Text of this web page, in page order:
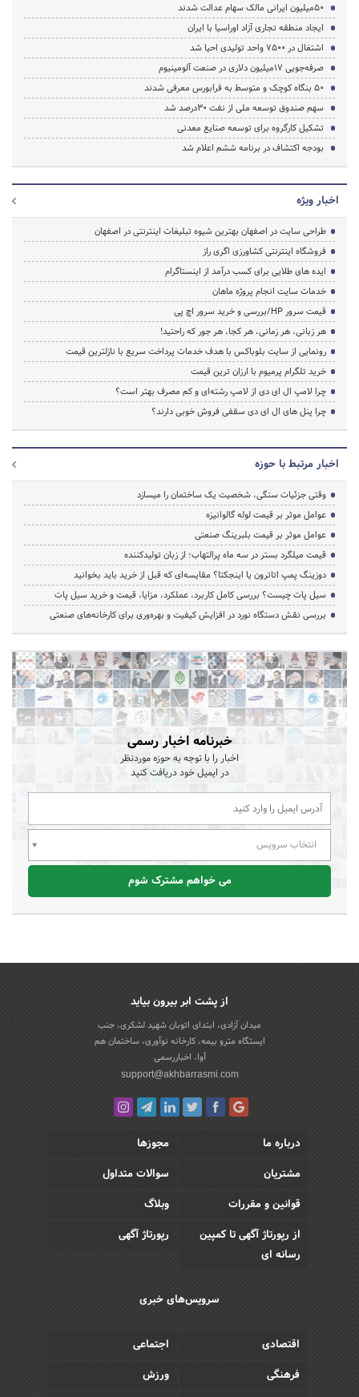
50میلیون ایرانی مالک سهام عدالت شدند
ایجاد منطقه تجاری آزاد اوراسیا با ایران
اشتغال در ۷۵۰۰ واحد تولیدی احیا شد
صرفه‌جویی ۱۷میلیون دلاری در صنعت آلومینیوم
50 بنگاه کوچک و متوسط به فرابورس معرفی شدند
سهم صندوق‌ توسعه ملی از نفت ۳۰درصد شد
تشکیل کارگروه برای توسعه صنایع معدنی
بودجه اکتشاف در برنامه ششم اعلام شد
اخبار ویژه
طراحی سایت در اصفهان بهترین شیوه تبلیغات اینترنتی در اصفهان
فروشگاه اینترنتی کشاورزی اگری راز
ایده های طلایی برای کسب درآمد از اینستاگرام
خدمات سایت انجام پروژه ماهان
قیمت سرور HP/بررسی و خرید سرور اچ پی
هر زبانی، هر زمانی، هر کجا، هر جور که راحتید!
رونمایی از سایت بلوباکس با هدف خدمات پرداخت سریع با نازلترین قیمت
خرید تلگرام پرمیوم با ارزان ترین قیمت
چرا لامپ ال ای دی از لامپ رشته‌ای و کم مصرف بهتر است؟
چرا پنل های ال ای دی سقفی فروش خوبی دارند؟
اخبار مرتبط با حوزه
وقتی جزئیات سنگی، شخصیت یک ساختمان را میسازد
عوامل موثر بر قیمت لوله گالوانیزه
عوامل موثر بر قیمت بلبرینگ صنعتی
قیمت میلگرد بستر در سه ماه پرالتهاب؛ از زبان تولیدکننده
دوزینگ پمپ اتاترون یا اینجکتا؟ مقایسه‌ای که قبل از خرید باید بخوانید
سیل پات چیست؟ بررسی کامل کاربرد، عملکرد، مزایا، قیمت و خرید سیل پات
بررسی نقش دستگاه نورد در افزایش کیفیت و بهره‌وری برای کارخانه‌های صنعتی
خبرنامه اخبار رسمی
اخبار را با توجه به حوزه موردنظر
در ایمیل خود دریافت کنید
انتخاب سرویس
می خواهم مشترک شوم
از پشت ابر بیرون بیاید
میدان آزادی، ابتدای اتوبان شهید لشکری، جنب
ایستگاه مترو بیمه، کارخانه نوآوری، ساختمان هم
آوا، اخباررسمی
support@akhbarrasmi.com
درباره ما
مجوزها
مشتریان
سوالات متداول
قوانین و مقررات
وبلاگ
از رپورتاژ آگهی تا کمپین
رسانه ای
رپورتاژ آگهی
سرویس‌های خبری
اقتصادی
اجتماعی
فرهنگی
ورزش